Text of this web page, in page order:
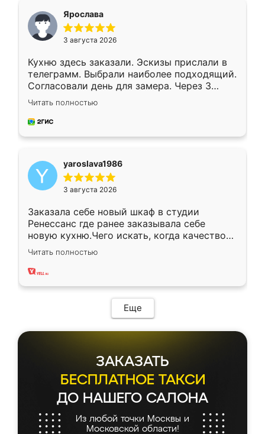
Ярослава
3 августа 2026
Кухню здесь заказали. Эскизы прислали в
телеграмм. Выбрали наиболее подходящий.
Согласовали день для замера. Через 3
недели кухня была уже готова. Остались
довольны работой. Спасибо Ренессанс
мебель за качественную работу!
Читать полностью
yaroslava1986
3 августа 2026
Заказала себе новый шкаф в студии
Ренессанс где ранее заказывала себе
новую кухню.Чего искать, когда качеством
вполне довольна. Служит кухня уже почти
два года, нареканий нет.
Читать полностью
Еще
ЗАКАЗАТЬ
БЕСПЛАТНОЕ ТАКСИ
ДО НАШЕГО САЛОНА
Из любой точки Москвы и
Московской области!